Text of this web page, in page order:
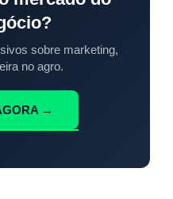
sobre marketing,
no agro.
→